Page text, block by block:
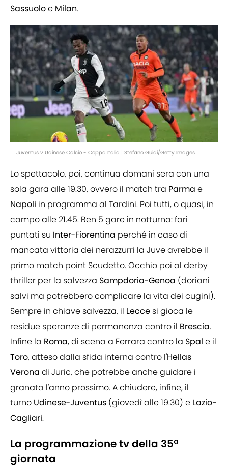
Sassuoloe Milan.
Juventus v Udinese Calcio - Coppa Italia | Stefano Guidi/Getty Images
Lo spettacolo, poi, continua domani sera con una
sola gara alle 19.30, ovvero il match tra Parma e
Napoli in programma al Tardini. Poi tutti, o quasi, in
campo alle 21.45. Ben 5 gare in notturna: fari
puntati su Inter-Fiorentina perché in caso di
mancata vittoria dei nerazzurri la Juve avrebbe il
primo match point Scudetto. Occhio poi al derby
thriller per la salvezza Sampdoria-Genoa (doriani
salvi ma potrebbero complicare la vita dei cugini).
Sempre in chiave salvezza, il Lecce si gioca le
residue speranze di permanenza contro il Brescia.
Infine la Roma, di scena a Ferrara contro la Spal e il
Toro, atteso dalla sfida interna contro l'Hellas
Verona di Juric, che potrebbe anche guidare i
granata l'anno prossimo. A chiudere, infine, il
turno Udinese-Juventus (giovedì alle 19.30) e Lazio-
Cagliari.
La programmazione tv della 35ª
giornata